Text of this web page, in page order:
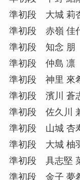
準初段 大城
準初段 赤嶺
準初段 知念
準初段 仲島
準初段 神里
準初段 濱川
準初段 佐久川
準初段 山城
準初段 大城
準初段 具志堅
準初段 金子